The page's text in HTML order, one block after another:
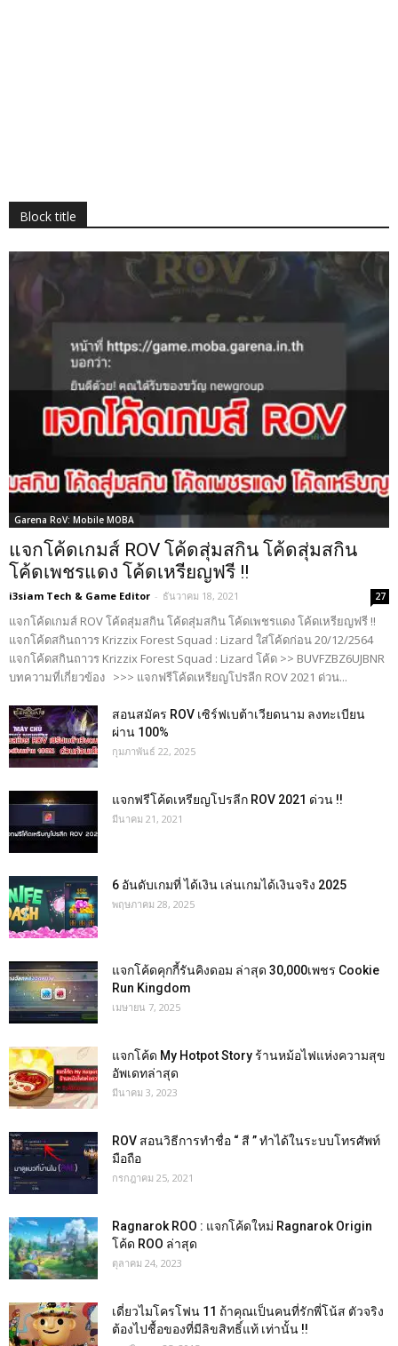
Block title
Garena RoV: Mobile MOBA
แจกโค้ดเกมส์ ROV โค้ดสุ่มสกิน โค้ดสุ่มสกิน
โค้ดเพชรแดง โค้ดเหรียญฟรี !!
i3siam Tech & Game Editor - ธันวาคม 18, 2021 27
แจกโค้ดเกมส์ ROV โค้ดสุ่มสกิน โค้ดสุ่มสกิน โค้ดเพชรแดง โค้ดเหรียญฟรี !!
แจกโค้ดสกินถาวร Krizzix Forest Squad : Lizard ใส่โค้ดก่อน 20/12/2564
แจกโค้ดสกินถาวร Krizzix Forest Squad : Lizard โค้ด >> BUVFZBZ6UJBNR
บทความที่เกี่ยวข้อง >>> แจกฟรีโค้ดเหรียญโปรลีก ROV 2021 ด่วน...
สอนสมัคร ROV เซิร์ฟเบต้าเวียดนาม ลงทะเบียน
ผ่าน 100%
กุมภาพันธ์ 22, 2025
แจกฟรีโค้ดเหรียญโปรลีก ROV 2021 ด่วน !!
มีนาคม 21, 2021
6 อันดับเกมที่ ได้เงิน เล่นเกมได้เงินจริง 2025
พฤษภาคม 28, 2025
แจกโค้ดคุกกี้รันคิงดอม ล่าสุด 30,000เพชร Cookie
Run Kingdom
เมษายน 7, 2025
แจกโค้ด My Hotpot Story ร้านหม้อไฟแห่งความสุข
อัพเดทล่าสุด
มีนาคม 3, 2023
ROV สอนวิธีการทำชื่อ “ สี ” ทำได้ในระบบโทรศัพท์
มือถือ
กรกฎาคม 25, 2021
Ragnarok ROO : แจกโค้ดใหม่ Ragnarok Origin
โค้ด ROO ล่าสุด
ตุลาคม 24, 2023
เดี่ยวไมโครโฟน 11 ถ้าคุณเป็นคนที่รักพี่โน้ส ตัวจริง
ต้องไปชื้อของที่มีลิขสิทธิ์แท้ เท่านั้น !!